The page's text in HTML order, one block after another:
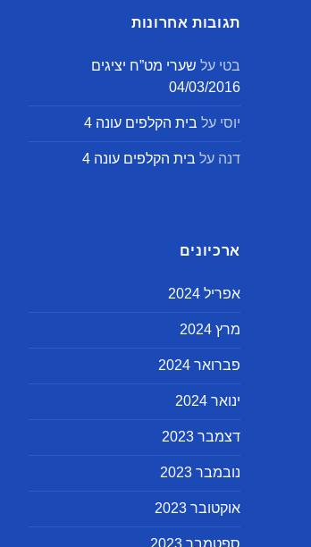
תגובות אחרונות
בטי על שערי מט”ח יציגים
04/03/2016
יוסי על בית הקלפים עונה 4
דנה על בית הקלפים עונה 4
ארכיונים
אפריל 2024
מרץ 2024
פברואר 2024
ינואר 2024
דצמבר 2023
נובמבר 2023
אוקטובר 2023